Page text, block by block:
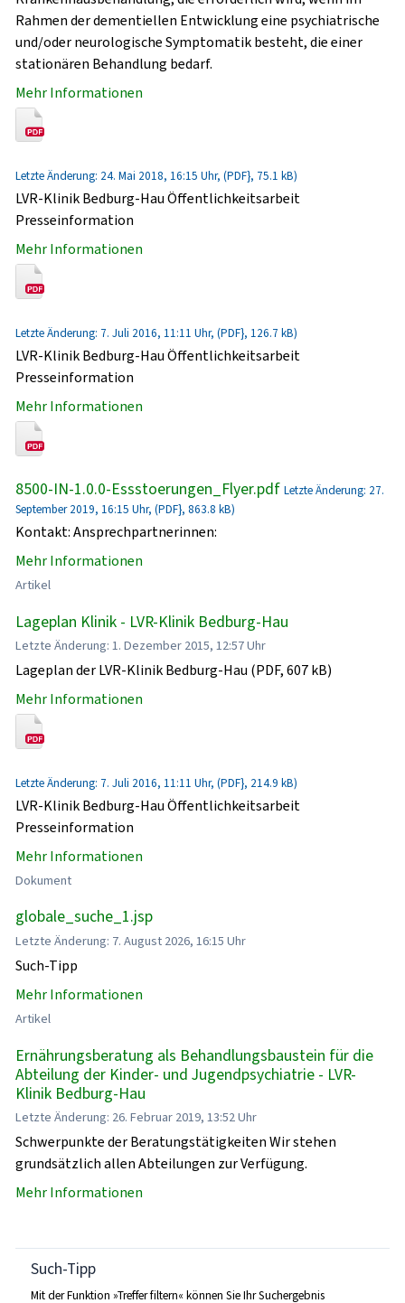
Rahmen der dementiellen Entwicklung eine psychiatrische
und/oder neurologische Symptomatik besteht, die einer
stationären Behandlung bedarf.
Mehr Informationen
Letzte Änderung: 24. Mai 2018, 16:15 Uhr, (PDF}, 75.1 kB)
LVR-Klinik Bedburg-Hau Öffentlichkeitsarbeit
Presseinformation
Mehr Informationen
Letzte Änderung: 7. Juli 2016, 11:11 Uhr, (PDF}, 126.7 kB)
LVR-Klinik Bedburg-Hau Öffentlichkeitsarbeit
Presseinformation
Mehr Informationen
8500-IN-1.0.0-Essstoerungen_Flyer.pdf Letzte Änderung: 27.
September 2019, 16:15 Uhr, (PDF}, 863.8 kB)
Kontakt: Ansprechpartnerinnen:
Mehr Informationen
Artikel
Lageplan Klinik - LVR-Klinik Bedburg-Hau
Letzte Änderung: 1. Dezember 2015, 12:57 Uhr
Lageplan der LVR-Klinik Bedburg-Hau (PDF, 607 kB)
Mehr Informationen
Letzte Änderung: 7. Juli 2016, 11:11 Uhr, (PDF}, 214.9 kB)
LVR-Klinik Bedburg-Hau Öffentlichkeitsarbeit
Presseinformation
Mehr Informationen
Dokument
globale_suche_1.jsp
Letzte Änderung: 7. August 2026, 16:15 Uhr
Such-Tipp
Mehr Informationen
Artikel
Ernährungsberatung als Behandlungsbaustein für die
Abteilung der Kinder- und Jugendpsychiatrie - LVR-
Klinik Bedburg-Hau
Letzte Änderung: 26. Februar 2019, 13:52 Uhr
Schwerpunkte der Beratungstätigkeiten Wir stehen
grundsätzlich allen Abteilungen zur Verfügung.
Mehr Informationen
Such-Tipp
Mit der Funktion »Treffer filtern« können Sie Ihr Suchergebnis